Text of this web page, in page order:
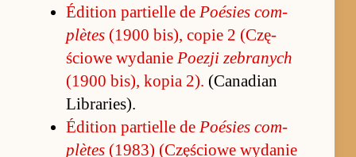
Édition par­tielle de Po­ésies com­
plètes(1900 bi­s), copie 2 (Czę­
ściowe wy­danie Po­ezji ze­branych
(1900 bi­s), ko­pia 2). (Ca­na­dian
Librarie­s).
Édition par­tielle de Po­ésies com­
plètes(1983) (Czę­ściowe wy­danie